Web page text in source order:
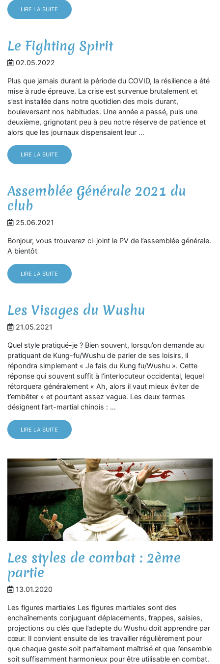
LIRE LA SUITE
Le Fighting Spirit
02.05.2022
Plus que jamais durant la période du COVID, la résilience a été
mise à rude épreuve. La crise est survenue brutalement et
s’est installée dans notre quotidien des mois durant,
bouleversant nos habitudes. Une année a passé, puis une
deuxième, grignotant peu à peu notre réserve de patience et
alors que les journaux dispensaient leur …
LIRE LA SUITE
Assemblée Générale 2021 du
club
25.06.2021
Bonjour, vous trouverez ci-joint le PV de l’assemblée générale.
A bientôt
LIRE LA SUITE
Les Visages du Wushu
21.05.2021
Quel style pratiqué-je ? Bien souvent, lorsqu’on demande au
pratiquant de Kung-fu/Wushu de parler de ses loisirs, il
répondra simplement « Je fais du Kung fu/Wushu ». Cette
réponse qui souvent suffit à l’interlocuteur occidental, lequel
rétorquera généralement « Ah, alors il vaut mieux éviter de
t’embêter » et pourtant assez vague. Les deux termes
désignent l’art-martial chinois : …
LIRE LA SUITE
Les styles de combat : 2ème
partie
13.01.2020
Les figures martiales Les figures martiales sont des
enchaînements conjuguant déplacements, frappes, saisies,
projections ou clés que l’adepte du Wushu doit apprendre par
cœur. Il convient ensuite de les travailler régulièrement pour
que chaque geste soit parfaitement maîtrisé et que l’ensemble
soit suffisamment harmonieux pour être utilisable en combat.